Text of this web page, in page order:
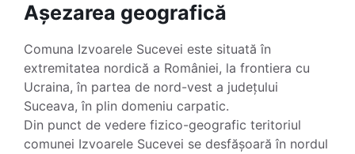
Așezarea geografică
Comuna Izvoarele Sucevei este situată în
extremitatea nordică a României, la frontiera cu
Ucraina, în partea de nord-vest a județului
Suceava, în plin domeniu carpatic.
Din punct de vedere fizico-geografic teritoriul
comunei Izvoarele Sucevei se desfășoară în nordul